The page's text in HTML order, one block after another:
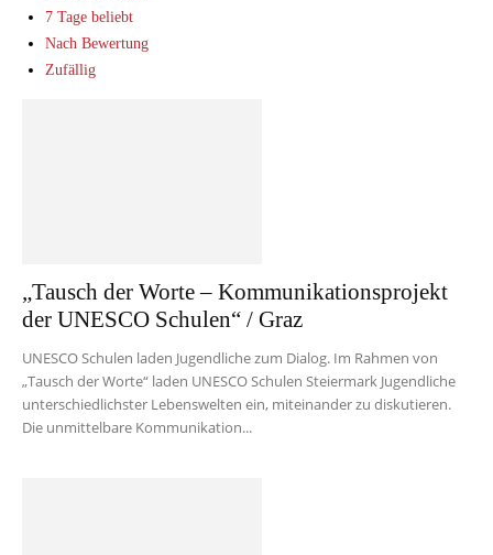
7 Tage beliebt
Nach Bewertung
Zufällig
„Tausch der Worte – Kommunikationsprojekt
der UNESCO Schulen“ / Graz
UNESCO Schulen laden Jugendliche zum Dialog. Im Rahmen von
„Tausch der Worte“ laden UNESCO Schulen Steiermark Jugendliche
unterschiedlichster Lebenswelten ein, miteinander zu diskutieren.
Die unmittelbare Kommunikation...